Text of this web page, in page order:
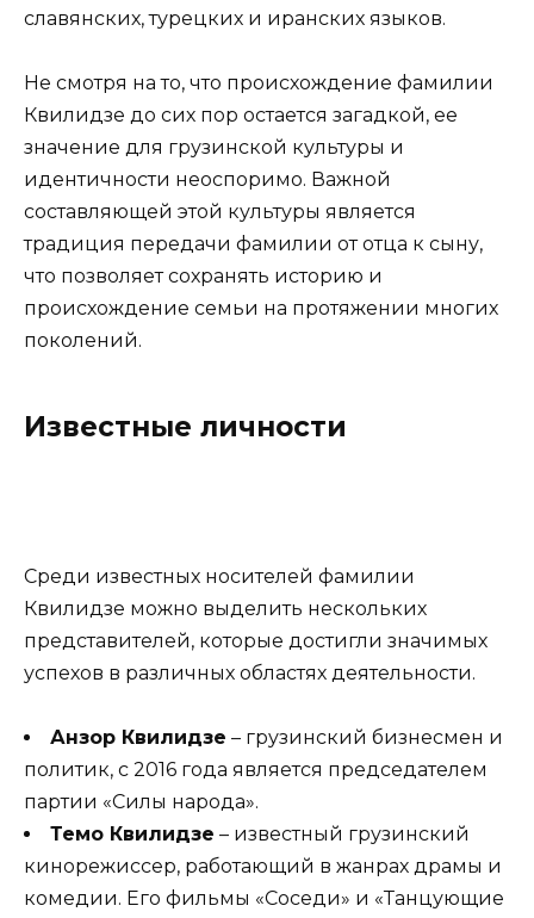
славянских, турецких и иранских языков.
Не смотря на то, что происхождение фамилии
Квилидзе до сих пор остается загадкой, ее
значение для грузинской культуры и
идентичности неоспоримо. Важной
составляющей этой культуры является
традиция передачи фамилии от отца к сыну,
что позволяет сохранять историю и
происхождение семьи на протяжении многих
поколений.
Известные личности
Среди известных носителей фамилии
Квилидзе можно выделить нескольких
представителей, которые достигли значимых
успехов в различных областях деятельности.
Анзор Квилидзе – грузинский бизнесмен и
политик, с 2016 года является председателем
партии «Силы народа».
Темо Квилидзе – известный грузинский
кинорежиссер, работающий в жанрах драмы и
комедии. Его фильмы «Соседи» и «Танцующие